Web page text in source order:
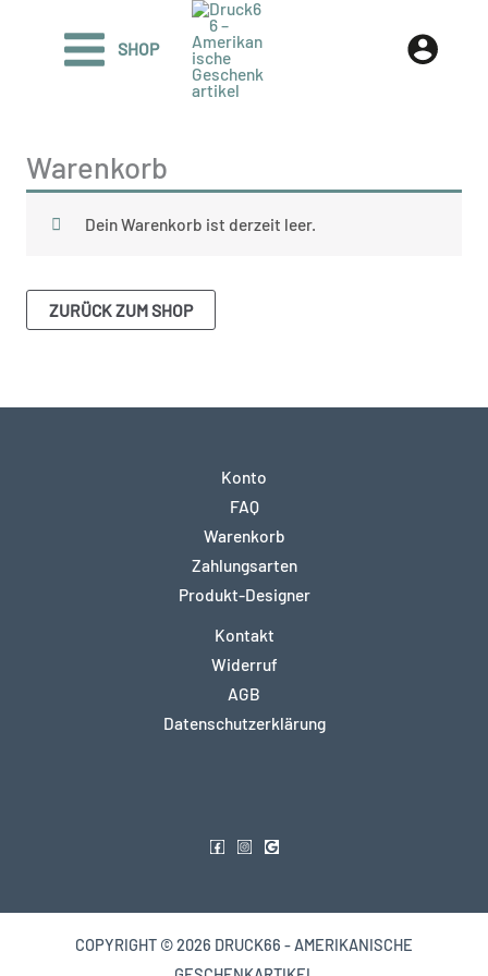
SHOP
Warenkorb
Dein Warenkorb ist derzeit leer.
ZURÜCK ZUM SHOP
Konto
FAQ
Warenkorb
Zahlungsarten
Produkt-Designer
Kontakt
Widerruf
AGB
Datenschutzerklärung
COPYRIGHT © 2026 DRUCK66 - AMERIKANISCHE